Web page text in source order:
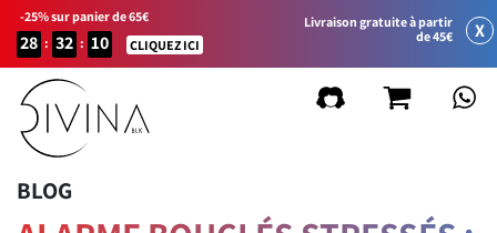
-25% sur panier de 65€
28 : 32 : 10 CLIQUEZ ICI
Livraison gratuite à partir
de 45€
X
BLOG